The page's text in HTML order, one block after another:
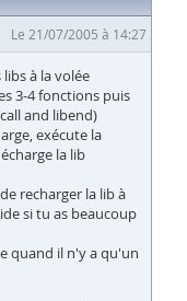
Le 21/07/2005 à 14:27
à la volée
3-4 fonctions puis
and libend)
exécute la
la lib
recharger la lib à
si tu as beaucoup
quand il n'y a qu'un